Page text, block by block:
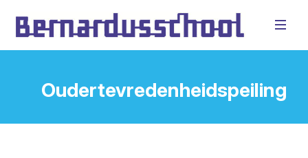
Oudertevredenheidspeiling